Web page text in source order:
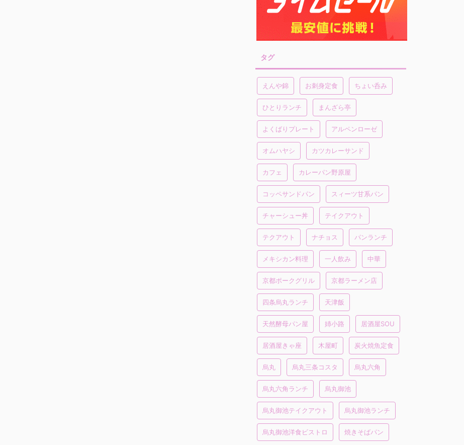
タグ
えんや錦 お刺身定食 ちょい呑み
ひとりランチ まんざら亭
よくばりプレート アルペンローゼ
オムハヤシ カツカレーサンド
カフェ カレーパン野原屋
コッペサンドパン スィーツ甘系パン
チャーシュー丼 テイクアウト
テクアウト ナチョス パンランチ
メキシカン料理 一人飲み 中華
京都ポークグリル 京都ラーメン店
四条烏丸ランチ 天津飯
天然酵母パン屋 姉小路 居酒屋SOU
居酒屋きゃ座 木屋町 炭火焼魚定食
烏丸 烏丸三条コスタ 烏丸六角
烏丸六角ランチ 烏丸御池
烏丸御池テイクアウト 烏丸御池ランチ
烏丸御池洋食ビストロ 焼きそばパン